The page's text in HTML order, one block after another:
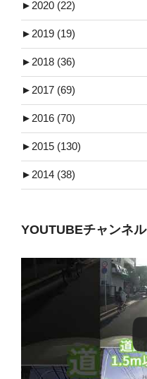
► 2020 (22)
► 2019 (19)
► 2018 (36)
► 2017 (69)
► 2016 (70)
► 2015 (130)
► 2014 (38)
YOUTUBEチャンネル